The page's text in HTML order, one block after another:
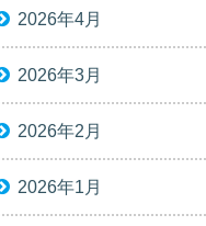
2026年4月
2026年3月
2026年2月
2026年1月